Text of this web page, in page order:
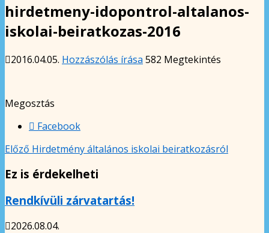
hirdetmeny-idopontrol-altalanos-
iskolai-beiratkozas-2016
2016.04.05. Hozzászólás írása 582 Megtekintés
Megosztás
Facebook
Előző Hirdetmény általános iskolai beiratkozásról
Ez is érdekelheti
Rendkívüli zárvatartás!
2026.08.04.